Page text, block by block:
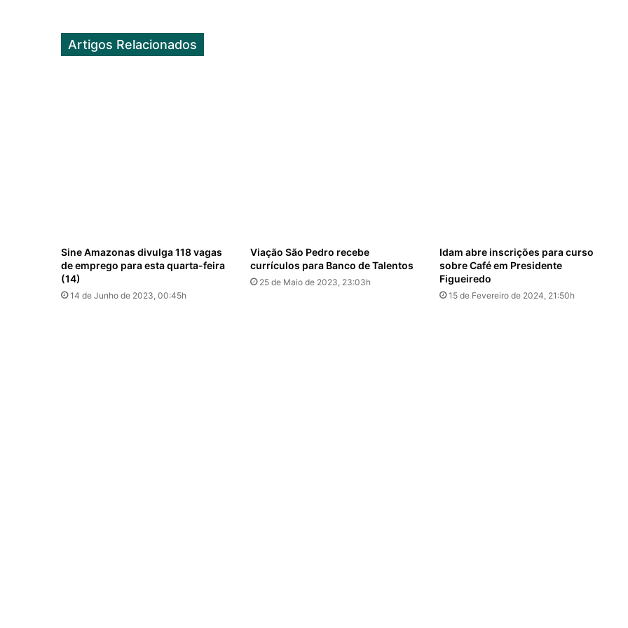
Artigos Relacionados
Sine Amazonas divulga 118 vagas
de emprego para esta quarta-feira
(14)
14 de Junho de 2023, 00:45h
Viação São Pedro recebe
currículos para Banco de Talentos
25 de Maio de 2023, 23:03h
Idam abre inscrições para curso
sobre Café em Presidente
Figueiredo
15 de Fevereiro de 2024, 21:50h